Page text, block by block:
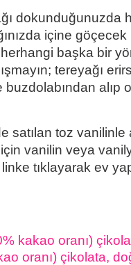
dokunduğunuzda
içine
başka bir
tereyağı
alıp
satılan toz vanilinle
vanilin veya
tıklayarak ev
kakao oranı)
oranı) çikolata,